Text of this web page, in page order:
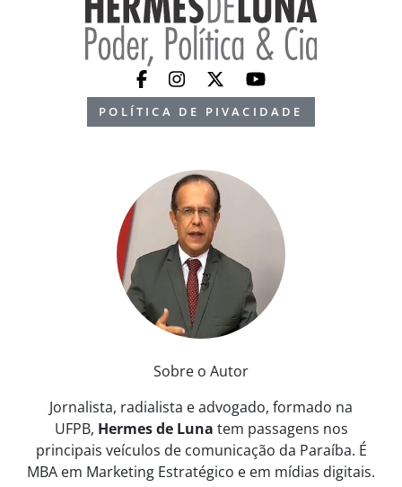
POLÍTICA DE PIVACIDADE
Sobre o Autor
Jornalista, radialista e advogado, formado na
UFPB, Hermes de Luna tem passagens nos
principais veículos de comunicação da Paraíba. É
MBA em Marketing Estratégico e em mídias digitais.